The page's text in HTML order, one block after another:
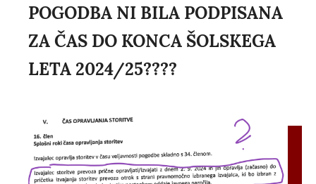
POGODBA NI BILA PODPISANA
ZA ČAS DO KONCA ŠOLSKEGA
LETA 2024/25????